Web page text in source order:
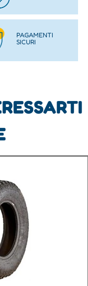
PAGAMENTI
SICURI